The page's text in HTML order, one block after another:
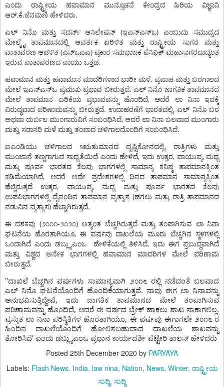
ಎಂದು ರಾಷ್ಟ್ರೀಯ ಹವಾಮಾನ ಮುನ್ಸೂಚನೆ ಕೇಂದ್ರದ ಹಿರಿಯ
ವಿಜ್ಞಾನಿ
ಆರ್.ಕೆ.ಜೆನಮಣಿ ಹೇಳಿದರು.
ಎಲ್ ನಿನೊ ಮತ್ತು ಸದರ್ನ್ ಆಸಿಲೇಷನ್ (ಇಎನ್‌ಎಸ್‌ಒ)ಎಂಬುದು
ಸಮುದ್ರದ
ಮೇಲ್ಮೈ
ತಾಪಮಾನದಲ್ಲಿ ಆವರ್ತಕ ಏರಿಳಿತ ಮತ್ತು ರಾಷ್ಟ್ರೀಯ ಸಾಗರ
ಮತ್ತು
ವಾತಾವರಣ ಆಡಳಿತ (ಎನ್‌ಒಎಎ) ಪ್ರಕಾರ ಸಮಭಾಜಕ ಪೆಸಿಫಿಕ್ ಮಹಾಸಾಗರದಾದ್ಯಂತ
ಇರುವ ವಾತಾವರಣದ ವಾಯು ಒತ್ತಡ.
ಹವಾಮಾನ ಮತ್ತು ಹವಾಮಾನ ಮಾದರಿಗಳಾದ ಭಾರೀ ಮಳೆ, ಪ್ರವಾಹ ಮತ್ತು ಬರಗಾಲದ
ಮೇಲೆ ಇಎನ್‌ಎಸ್‌ಒ ಪ್ರಮುಖ ಪ್ರಭಾವ ಬೀರುತ್ತದೆ. ಎಲ್ ನಿನೊ ಜಾಗತಿಕ ತಾಪಮಾನದ
ಮೇಲೆ
ತಾಪಮಾನ ಏರಿಕೆಯ ಪ್ರಭಾವವನ್ನು ಹೊಂದಿದೆ,ಆದರೆ ಲಾ ನಿನಾ
ಇದಕ್ಕೆ
ವಿರುದ್ಧವಾದ ಪರಿಣಾಮವನ್ನು ಬೀರುತ್ತದೆ. ಉದಾಹರಣೆಗೆ ಭಾರತದಲ್ಲಿ,ಎಲ್ ನಿನೊ ಬರ
ಅಥವಾ ದುರ್ಬಲ ಮುಂಗಾರುವಿಗೆ ಸಂಬಂಧಿಸಿದೆ, ಆದರೆ ಲಾ ನಿನಾ ಬಲವಾದ ಮುಂಗಾರು
ಮತ್ತು ಸರಾಸರಿ ಮಳೆ ಮತ್ತು ತಂಪಾದ ಚಳಿಗಾಲದೊಂದಿಗೆ ಸಂಬಂಧಿಸಿದೆ.
ಐಎಂಡಿಯು ಚಳಿಗಾಲದ sಋತುಮಾನದ ದೃಷ್ಟಿಕೋನದಲ್ಲಿ, ರಾತ್ರಿಗಳು
ಮತ್ತು
ಮುಂಜಾನೆ ತಣ್ಣಗಾಗುವ ಸಾಧ್ಯತೆಯಿದೆ ಎಂದು ಹೇಳಿದೆ, ಇದು ಉತ್ತರ, ವಾಯುವ್ಯ, ಮಧ್ಯ
ಮತ್ತು
ಪೂರ್ವ ಭಾರತದ ಕೆಲವು ಭಾಗಗಳಲ್ಲಿ ಸಾಮಾನ್ಯ ಕನಿಷ್ಠ
ತಾಪಮಾನಕ್ಕಿಂತ
ಕಡಿಮೆಯಾಗಿದೆ, ಆದರೆ ಅದೇ ಪ್ರದೇಶಗಳಲ್ಲಿ ದಿನದ ತಾಪಮಾನ
ಸಾಮಾನ್ಯಕ್ಕಿಂತ
ಹೆಚ್ಚಿರುತ್ತದೆ
ಉತ್ತರ, ವಾಯುವ್ಯ,ಮಧ್ಯ ಮತ್ತು ಪೂರ್ವ ಭಾರತದ
ಕೆಲವು
ಉಪವಿಭಾಗಗಳಲ್ಲಿ ದೈನಂದಿನ ತಾಪಮಾನ ವ್ಯತ್ಯಾಸ (ಹಗಲು ಮತ್ತು ರಾತ್ರಿ ತಾಪಮಾನದ
ನಡುವಿನ ವ್ಯತ್ಯಾಸ) ಹೆಚ್ಚಾಗಿರುತ್ತದೆ.
ಈ ದಶಕವು (೨೦೧೧-೨೦೨೦)ಅತ್ಯಂತ ಬೆಚ್ಚಗಿರುತ್ತದೆ ಮತ್ತು ತಂಪಾಗಿಸುವ ಲಾ ನಿನಾ
ಘಟನೆಯ ಹೊರತಾಗಿಯೂ, ಈ ವರ್ಷವು ದಾಖಲೆಯ ಮೂರು ಬೆಚ್ಚಗಿನ ಸ್ಥಳಗಳಲ್ಲಿ
ಒಂದಾಗಿದೆ ಎಂದು ಡಬ್ಲ್ಯುಎಂಒ ಹೇಳಿಕೆಯಲ್ಲಿ ತಿಳಿಸಿದೆ, ಇದು ಈಗ ಪ್ರಬುದ್ಧವಾಗಿದೆ
ಮತ್ತು
ವಿಶ್ವದ ಅನೇಕ ಭಾಗಗಳಲ್ಲಿ ಹವಾಮಾನ ಮಾದರಿಗಳ ಮೇಲೆ
ಪರಿಣಾಮ
ಬೀರುತ್ತದೆ.
"ದಾಖಲೆ ಬೆಚ್ಚಗಿನ ವರ್ಷಗಳು ಸಾಮಾನ್ಯವಾಗಿ ೨೦೧೬ ರಲ್ಲಿ ನಡೆದಂತೆ ಬಲವಾದ
ಎಲ್ ನಿನೊ ಘಟನೆಯೊಂದಿಗೆ ಹೊಂದಿಕೆಯಾಗುತ್ತವೆ. ನಾವು ಈಗ ಲಾ ನಿನಾವನ್ನು
ಅನುಭವಿಸುತ್ತಿದ್ದೇವೆ,ಇದು ಜಾಗತಿಕ ತಾಪಮಾನದ ಮೇಲೆ
ತಂಪಾಗಿಸುವ
ಪರಿಣಾಮವನ್ನು ಹೊಂದಿದೆ, ಆದರೆ ಈ ವರ್ಷದ ಬ್ರೇಕ್ ಹಾಕಲು ಶಾಖ ಸಾಕಾಗಲಿಲ್ಲ.
ಪ್ರಸ್ತುತ ಲಾ ನಿನಾ ಪರಿಸ್ಥಿತಿಗಳ ಹೊರತಾಗಿಯೂ, ಈ ವರ್ಷವು ಈಗಾಗಲೇ ೨೦೧೬ ರ
ಹಿಂದಿನ
ದಾಖಲೆಯೊಂದಿಗೆ ಹೋಲಿಸಬಹುದಾದ ದಾಖಲೆಯ
ಶಾಖವನ್ನು
ತೋರಿಸಿದೆ’ ಎಂದು ಡಬ್ಲ್ಯುಎಂಒ ಪ್ರಧಾನ ಕಾರ್ಯದರ್ಶಿ ಪೆಟ್ಟೇರಿ ತಾಲಸ್ ಹೇಳಿದರು
Posted 25th December 2020 by PARYAYA
Labels: Flash News India law nina Nation News Winter ರಾಷ್ಟ್ರೀಯ
ಸುದ್ದಿ ಸುದ್ದಿ